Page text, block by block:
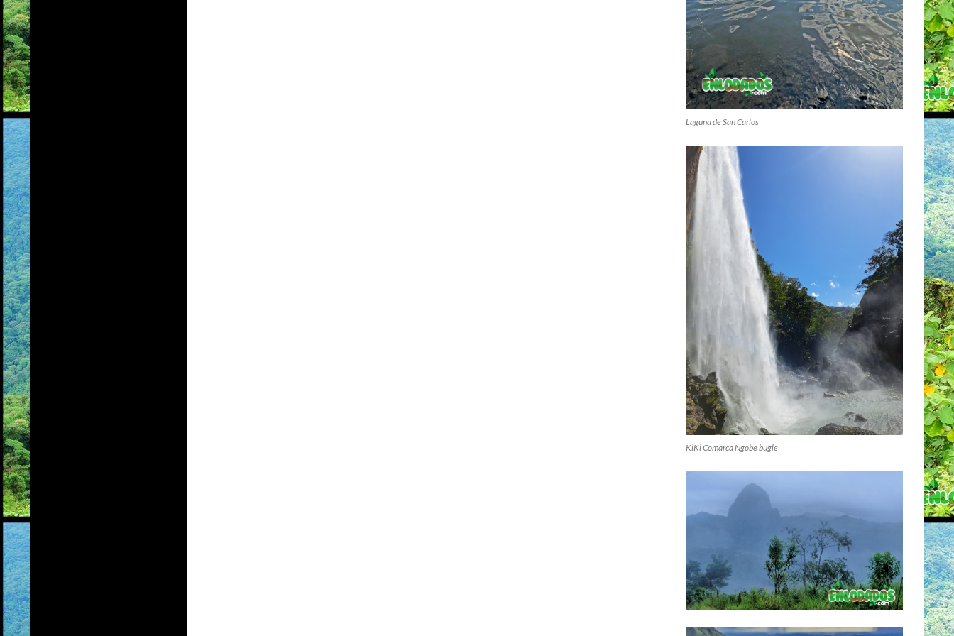
Laguna de San Carlos
KiKi Comarca Ngobe bugle